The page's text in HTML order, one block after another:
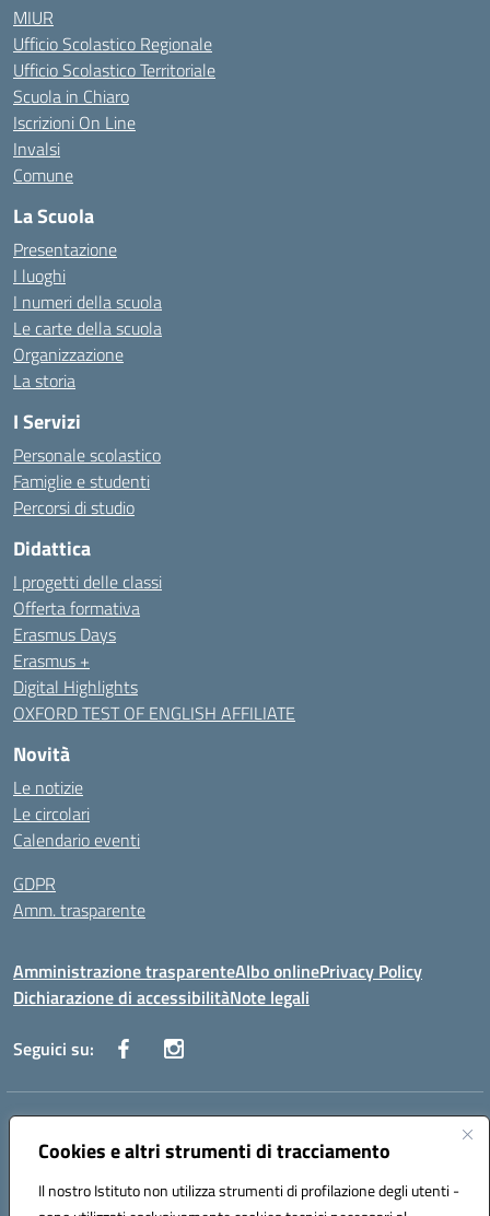
Cookies e altri strumenti di tracciamento
Il nostro Istituto non utilizza strumenti di profilazione degli utenti -
MIUR
Ufficio Scolastico Regionale
Ufficio Scolastico Territoriale
Scuola in Chiaro
Iscrizioni On Line
Invalsi
Comune
La Scuola
Presentazione
I luoghi
I numeri della scuola
Le carte della scuola
Organizzazione
La storia
I Servizi
Personale scolastico
Famiglie e studenti
Percorsi di studio
Didattica
I progetti delle classi
Offerta formativa
Erasmus Days
Erasmus +
Digital Highlights
OXFORD TEST OF ENGLISH AFFILIATE
Novità
Le notizie
Le circolari
Calendario eventi
GDPR
Amm. trasparente
Amministrazione trasparenteAlbo onlinePrivacy Policy
Dichiarazione di accessibilitàNote legali
Seguici su:
Indirizzo:
Centralino:+39 080 2446680 Email:baic882008@istruzione.it
Codice fiscale: 80023470729